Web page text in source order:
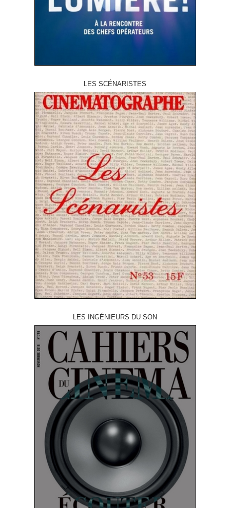
LES SCÉNARISTES
LES INGÉNIEURS DU SON